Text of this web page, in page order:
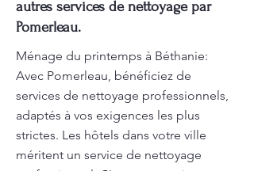
autres services de nettoyage par
Pomerleau.
Ménage du printemps à Béthanie:
Avec Pomerleau, bénéficiez de
services de nettoyage professionnels,
adaptés à vos exigences les plus
strictes. Les hôtels dans votre ville
méritent un service de nettoyage